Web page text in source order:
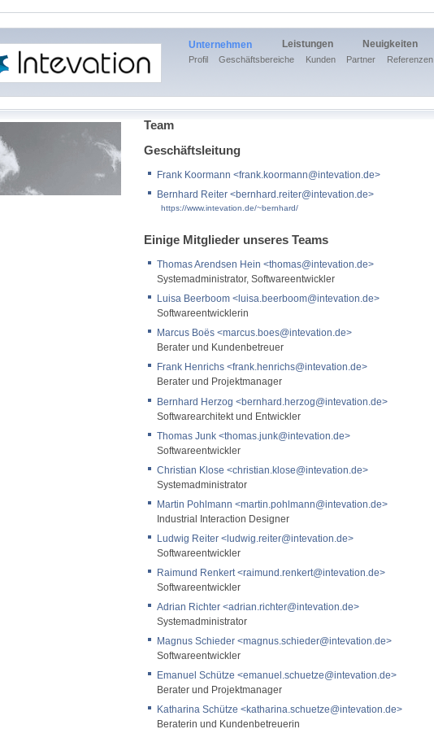
Unternehmen
Profil Geschäftsbereiche Kunden Partner Referenzen
Leistungen Neuigkeiten
Team
Geschäftsleitung
Frank Koormann <frank.koormann@intevation.de>
Bernhard Reiter <bernhard.reiter@intevation.de>
https://www.intevation.de/~bernhard/
Einige Mitglieder unseres Teams
Thomas Arendsen Hein <thomas@intevation.de>
Systemadministrator, Softwareentwickler
Luisa Beerboom <luisa.beerboom@intevation.de>
Softwareentwicklerin
Marcus Boës <marcus.boes@intevation.de>
Berater und Kundenbetreuer
Frank Henrichs <frank.henrichs@intevation.de>
Berater und Projektmanager
Bernhard Herzog <bernhard.herzog@intevation.de>
Softwarearchitekt und Entwickler
Thomas Junk <thomas.junk@intevation.de>
Softwareentwickler
Christian Klose <christian.klose@intevation.de>
Systemadministrator
Martin Pohlmann <martin.pohlmann@intevation.de>
Industrial Interaction Designer
Ludwig Reiter <ludwig.reiter@intevation.de>
Softwareentwickler
Raimund Renkert <raimund.renkert@intevation.de>
Softwareentwickler
Adrian Richter <adrian.richter@intevation.de>
Systemadministrator
Magnus Schieder <magnus.schieder@intevation.de>
Softwareentwickler
Emanuel Schütze <emanuel.schuetze@intevation.de>
Berater und Projektmanager
Katharina Schütze <katharina.schuetze@intevation.de>
Beraterin und Kundenbetreuerin